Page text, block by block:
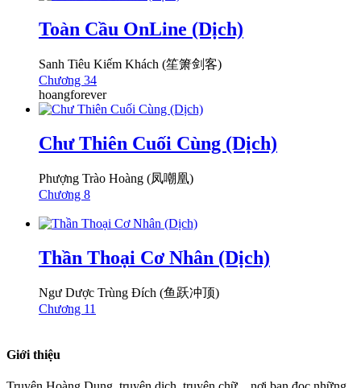
Toàn Cầu OnLine (Dịch)
Sanh Tiêu Kiếm Khách (笙箫剑客)
Chương 34
hoangforever
Chư Thiên Cuối Cùng (Dịch)
Phượng Trào Hoàng (凤嘲凰)
Chương 8
Thần Thoại Cơ Nhân (Dịch)
Ngư Dược Trùng Đích (鱼跃冲顶)
Chương 11
Giới thiệu